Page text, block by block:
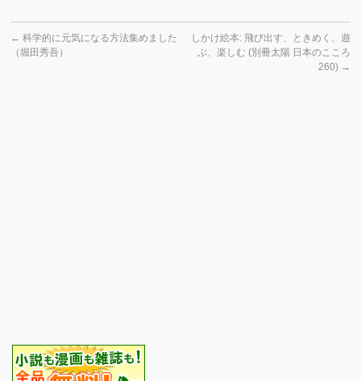
← 科学的に元気になる方法集めました
（堀田秀吾）
しかけ絵本: 飛び出す、ときめく、遊
ぶ、楽しむ (別冊太陽 日本のこころ
260) →